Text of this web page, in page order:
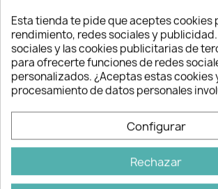
según el dispositivo empleado.
Características del
Waffle
- Este piqué es 100%
Certificado Oeko-Tex®
muy agradable al tacto,
esponjoso. Muy transpirable.
- Se aconseja lavar en
previamente a la confección
Esta tienda te pide que aceptes cookies
rendimiento, redes sociales y
sociales y las cookies publicitarias de
para ofrecerte funciones de redes
personalizados. ¿Aceptas estas cookies
procesamiento de datos personales
Configurar
Rechazar